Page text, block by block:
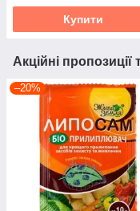
Купити
Акційні пропозиції
–20%